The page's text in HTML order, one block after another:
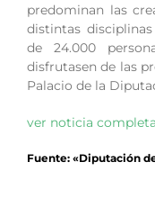
predominan las
distintas
de 24.000
disfrutasen de las
Palacio de la
ver noticia completa
Fuente: «Diputación